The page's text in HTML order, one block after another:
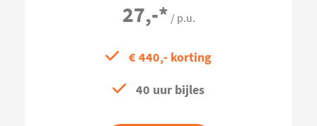
27,-* / p.u.
€ 440,- korting
40 uur bijles